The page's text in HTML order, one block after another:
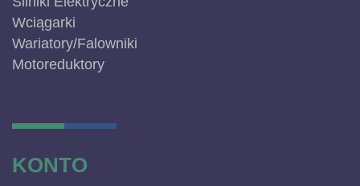
Wciągarki
Wariatory/Falowniki
Motoreduktory
KONTO